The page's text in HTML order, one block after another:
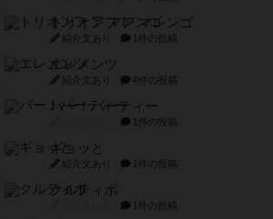
トリオンフ ア マレンゴ
紹介文あり 1件の投稿
エレメンツ
紹介文あり 4件の投稿
バー！パーティー
1件の投稿
ギョッと
紹介文あり 1件の投稿
クルティボ
1件の投稿